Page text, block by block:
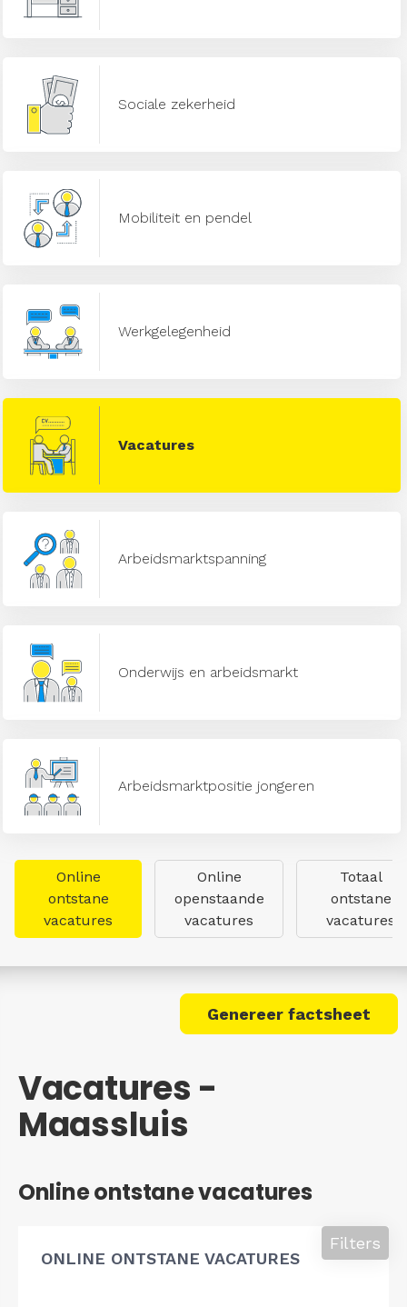
Sociale zekerheid
Mobiliteit en pendel
Werkgelegenheid
Vacatures
Arbeidsmarktspanning
Onderwijs en arbeidsmarkt
Arbeidsmarktpositie jongeren
Online
ontstane
vacatures
Online
openstaande
vacatures
Totaal
ontstane
vacatures
Genereer factsheet
Vacatures -
Maassluis
Online ontstane vacatures
ONLINE ONTSTANE VACATURES
Filters